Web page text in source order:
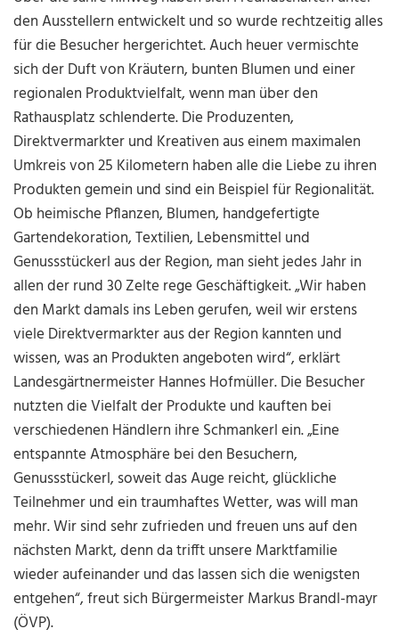
den Ausstellern entwickelt und so wurde rechtzeitig alles
für die Besucher hergerichtet. Auch heuer vermischte
sich der Duft von Kräutern, bunten Blumen und einer
regionalen Produktvielfalt, wenn man über den
Rathausplatz schlenderte. Die Produzenten,
Direktvermarkter und Kreativen aus einem maximalen
Umkreis von 25 Kilometern haben alle die Liebe zu ihren
Produkten gemein und sind ein Beispiel für Regionalität.
Ob heimische Pflanzen, Blumen, handgefertigte
Gartendekoration, Textilien, Lebensmittel und
Genussstückerl aus der Region, man sieht jedes Jahr in
allen der rund 30 Zelte rege Geschäftigkeit. „Wir haben
den Markt damals ins Leben gerufen, weil wir erstens
viele Direktvermarkter aus der Region kannten und
wissen, was an Produkten angeboten wird“, erklärt
Landesgärtnermeister Hannes Hofmüller. Die Besucher
nutzten die Vielfalt der Produkte und kauften bei
verschiedenen Händlern ihre Schmankerl ein. „Eine
entspannte Atmosphäre bei den Besuchern,
Genussstückerl, soweit das Auge reicht, glückliche
Teilnehmer und ein traumhaftes Wetter, was will man
mehr. Wir sind sehr zufrieden und freuen uns auf den
nächsten Markt, denn da trifft unsere Marktfamilie
wieder aufeinander und das lassen sich die wenigsten
entgehen“, freut sich Bürgermeister Markus Brandl-mayr
(ÖVP).